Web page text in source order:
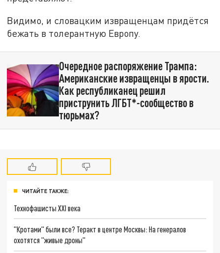
Видимо, и словацким извращенцам придётся
бежать в толерантную Европу.
Очередное распоряжение Трампа:
Американские извращенцы в ярости.
Как республиканец решил
приструнить ЛГБТ*-сообщество в
тюрьмах?
ЧИТАЙТЕ ТАКЖЕ:
Технофашисты XXI века
"Кротами" были все? Теракт в центре Москвы: На генералов
охотятся "живые дроны"